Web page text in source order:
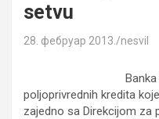
setvu
28. фебруар 2013. nesvil
poljoprivrednih kredita
zajedno sa Direkcijom za